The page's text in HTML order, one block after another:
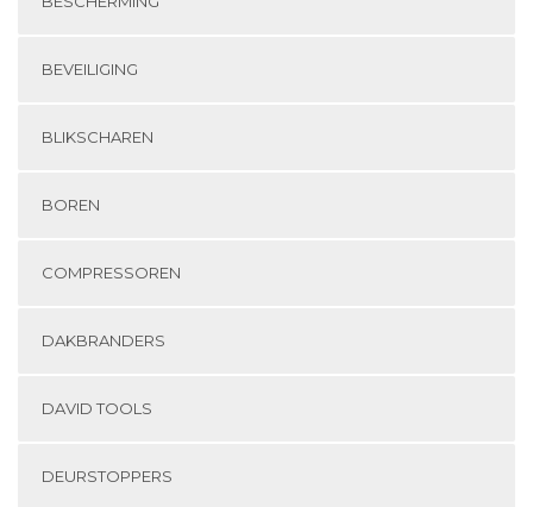
BEVEILIGING
BLIKSCHAREN
BOREN
COMPRESSOREN
DAKBRANDERS
DAVID TOOLS
DEURSTOPPERS